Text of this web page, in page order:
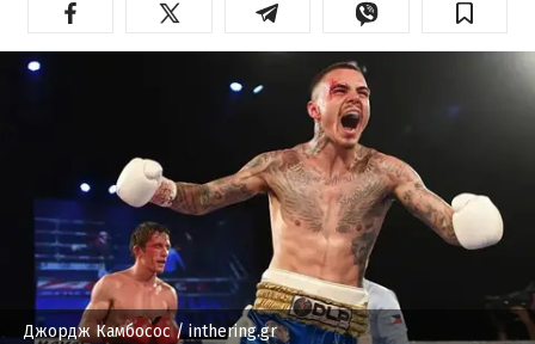
Джордж Камбосос/ inthering.gr